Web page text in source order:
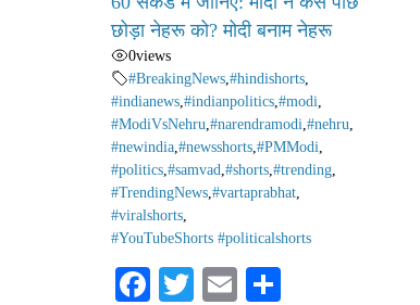
छोड़ा नेहरू को? मोदी बनाम नेहरू
0views
#BreakingNews #hindishorts
#indianews #indianpolitics #modi
#ModiVsNehru #narendramodi #nehru
#newindia #newsshorts #PMModi
#politics #samvad #shorts #trending
#TrendingNews #vartaprabhat
#viralshorts
#YouTubeShorts #politicalshorts
Fa T
E